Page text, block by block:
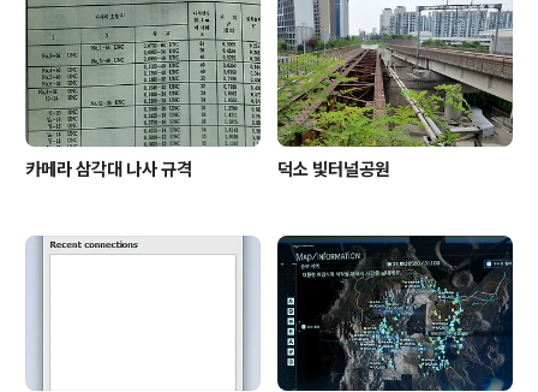
카메라 삼각대 나사 규격 덕소 빛터널공원